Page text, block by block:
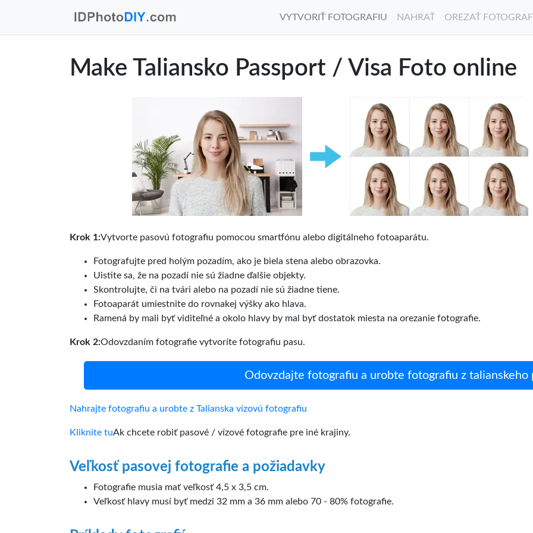
VYTVORIŤ FOTOGRAFIU NAHRAŤ OREZAŤ
Make Taliansko Passport / Visa Foto online
Krok 1:Vytvorte pasovú fotografiu pomocou smartfónu alebo digitálneho fotoaparátu.
Fotografujte pred holým pozadím, ako je biela stena alebo obrazovka.
Uistite sa, že na pozadí nie sú žiadne ďalšie objekty.
Skontrolujte, či na tvári alebo na pozadí nie sú žiadne tiene.
Fotoaparát umiestnite do rovnakej výšky ako hlava.
Ramená by mali byť viditeľné a okolo hlavy by mal byť dostatok miesta na orezanie fotografie.
Krok 2:Odovzdaním fotografie vytvoríte fotografiu pasu.
Odovzdajte fotografiu a urobte fotografiu z talianskeho
Nahrajte fotografiu a urobte z Talianska vízovú fotografiu
Kliknite tuAk chcete robiť pasové / vízové fotografie pre iné krajiny.
Veľkosť pasovej fotografie a požiadavky
Fotografie musia mať veľkosť 4,5 x 3,5 cm.
Veľkosť hlavy musí byť medzi 32 mm a 36 mm alebo 70 - 80% fotografie.